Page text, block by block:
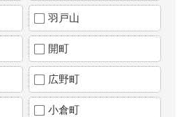
羽戸山
開町
広野町
小倉町